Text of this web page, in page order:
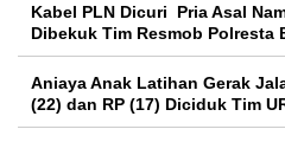
Kabel PLN Dicuri Pria Asal
Dibekuk Tim Resmob Polresta
Aniaya Anak Latihan Gerak
(22) dan RP (17) Diciduk Tim